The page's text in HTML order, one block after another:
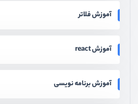
آموزش فلاتر
آموزش react
آموزش برنامه نویسی